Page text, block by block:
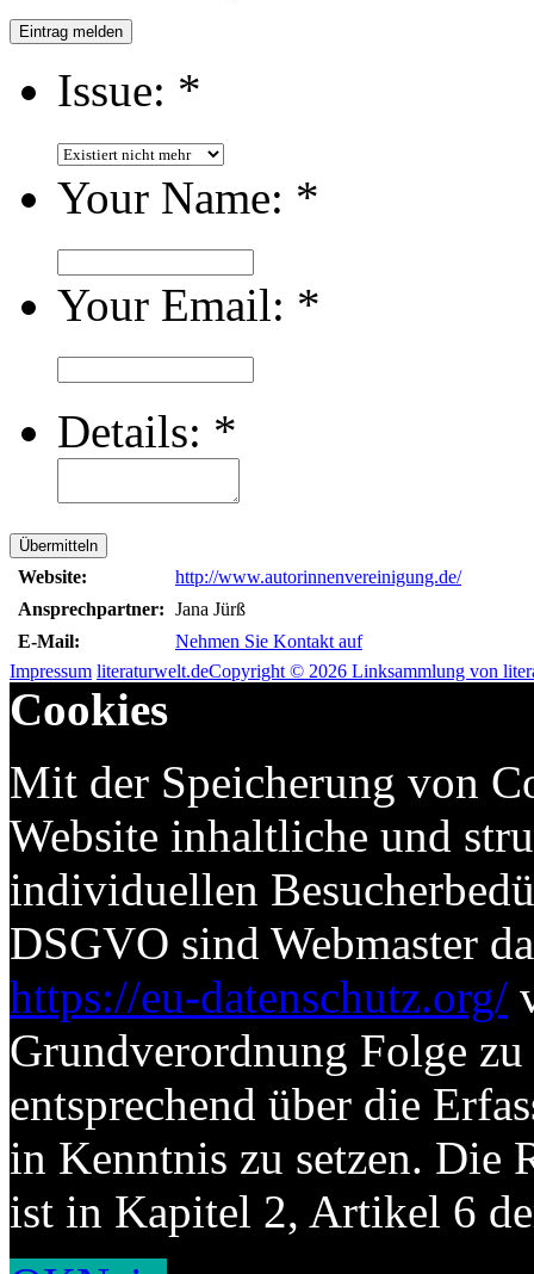
Eintrag melden
Issue: *
Your Name: *
Your Email: *
Details: *
Übermitteln
Website:
http://www.autorinnenvereinigung.de/
Ansprechpartner: Jana Jürß
E-Mail:
Nehmen Sie Kontakt auf
Impressum literaturwelt.deCopyright © 2026 Linksammlung von
Cookies
Mit der Speicherung von
Website inhaltliche und
individuellen
DSGVO sind Webmaster
https://eu-datenschutz.org/
Grundverordnung Folge
entsprechend über die
in Kenntnis zu setzen. Die
ist in Kapitel 2, Artikel 6